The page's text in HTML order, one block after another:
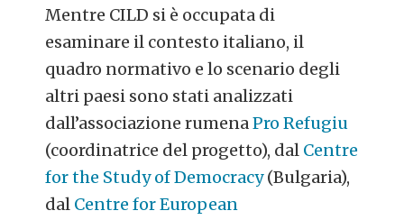
Mentre CILD si è occupata di
esaminare il contesto italiano, il
quadro normativo e lo scenario degli
altri paesi sono stati analizzati
dall’associazione rumenaPro Refugiu
(coordinatrice del progetto), dal Centre
for the Study of Democracy(Bulgaria),
dal Centre for European